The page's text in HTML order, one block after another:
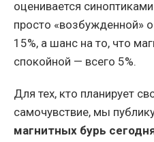
оценивается
просто «возбужденной»
15%, а шанс на то, что
спокойной — всего 5%.
Для тех, кто планирует
самочувствие, мы
магнитных бурь